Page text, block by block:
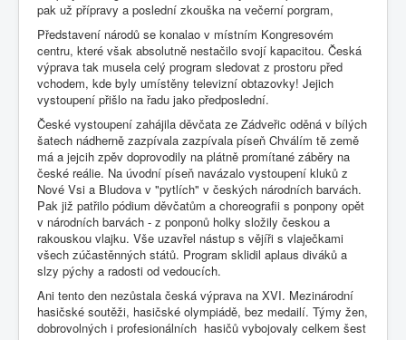
pak už přípravy a poslední zkouška na večerní porgram,
Představení národů se konalao v místním Kongresovém
centru, které však absolutně nestačilo svojí kapacitou. Česká
výprava tak musela celý program sledovat z prostoru před
vchodem, kde byly umístěny televizní obtazovky! Jejich
vystoupení přišlo na řadu jako předposlední.
České vystoupení zahájila děvčata ze Zádveřic oděná v bílých
šatech nádherně zazpívala zazpívala píseň Chválím tě země
má a jejcih zpěv doprovodily na plátně promítané záběry na
české reálie. Na úvodní píseň navázalo vystoupení kluků z
Nové Vsi a Bludova v "pytlích" v českých národních barvách.
Pak již patřilo pódium děvčatům a choreografii s ponpony opět
v národních barvách - z ponponů holky složily českou a
rakouskou vlajku. Vše uzavřel nástup s vějíři s vlaječkami
všech zúčastěnných států. Program sklidil aplaus diváků a
slzy pýchy a radosti od vedoucích.
Ani tento den nezůstala česká výprava na XVI. Mezinárodní
hasičské soutěži, hasičské olympiádě, bez medailí. Týmy žen,
dobrovolných i profesionálních hasičů vybojovaly celkem šest